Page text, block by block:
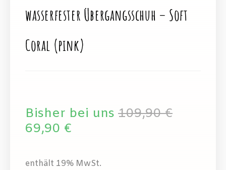
wasserfester Übergangsschuh – Soft
Coral (pink)
Bisher bei uns 109,90€
69,90 €
enthält 19% MwSt.